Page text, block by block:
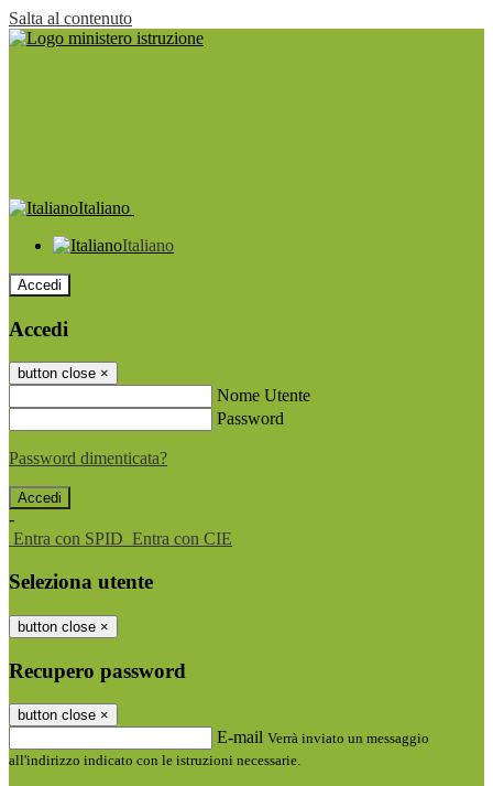
Salta al contenuto
Italiano
Italiano
Accedi
Accedi
button close ×
Nome Utente
Password
Password dimenticata?
-
Entra con SPID Entra con CIE
Seleziona utente
button close ×
Recupero password
button close ×
E-mail Verrà inviato un messaggio
all'indirizzo indicato con le istruzioni necessarie.